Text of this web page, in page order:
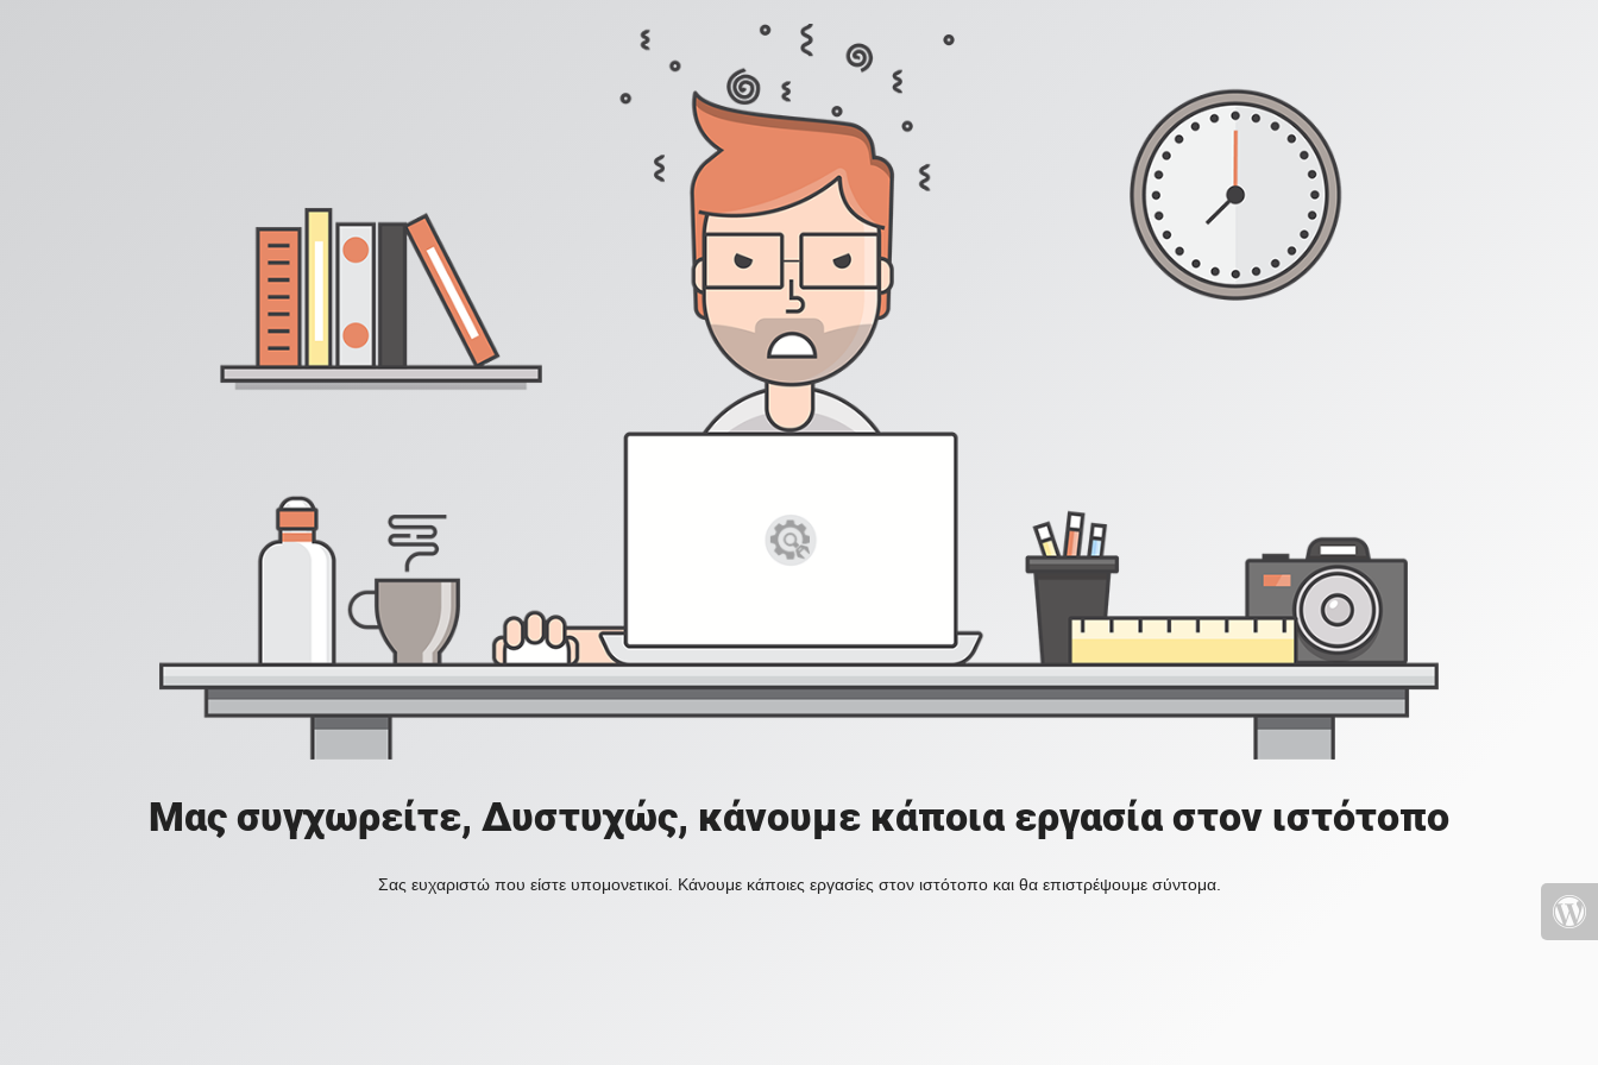
Μας συγχωρείτε, Δυστυχώς, κάνουμε κάποια εργασία στον ιστότοπο
Σας ευχαριστώ που είστε υπομονετικοί. Κάνουμε κάποιες εργασίες στον ιστότοπο και θα επιστρέψουμε σύντομα.